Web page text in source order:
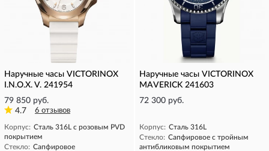
Наручные часы VICTORINOX
I.N.O.X. V. 241954
79 850 руб.
4.7
6 отзывов
Корпус: Сталь 316L с розовым PVD
покрытием
Стекло: Сапфировое
Наручные часы VICTORINOX
MAVERICK 241603
72 300 руб.
Корпус: Сталь 316L
Стекло: Сапфировое с тройным
антибликовым покрытием